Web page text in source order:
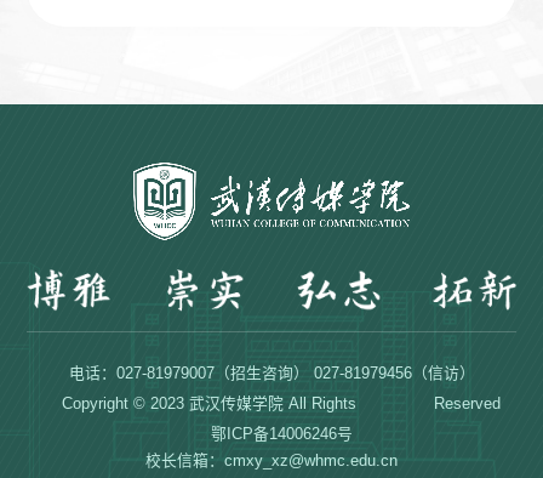
电话：027-81979007（招生咨询） 027-81979456（信访）
Copyright © 2023 武汉传媒学院 All Rights Reserved
鄂ICP备14006246号
校长信箱：cmxy_xz@whmc.edu.cn